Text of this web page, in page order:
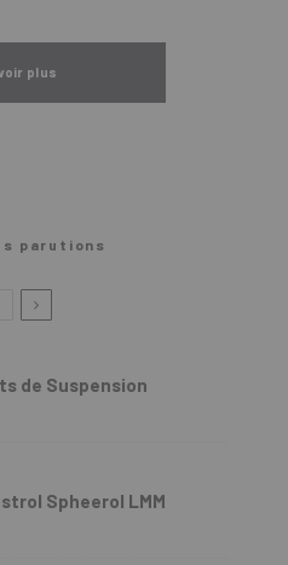
plus
parutions
de Suspension
Spheerol LMM